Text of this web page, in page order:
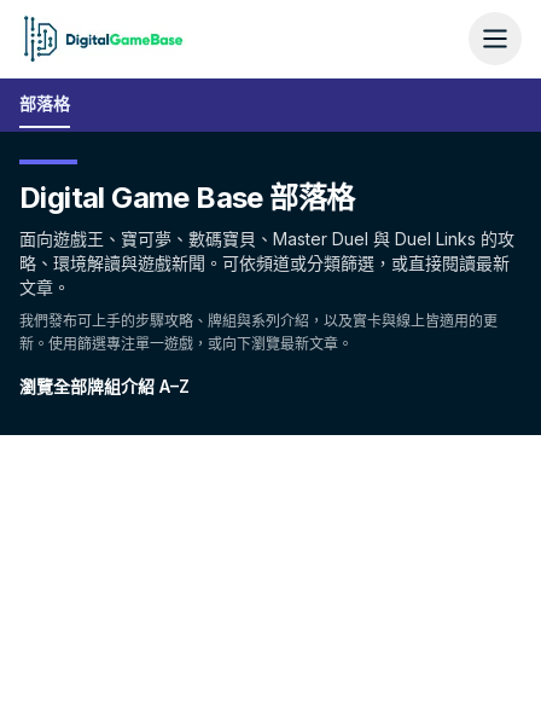
部落格
Digital Game Base 部落格
面向遊戲王、寶可夢、數碼寶貝、Master Duel 與 Duel Links 的攻
略、環境解讀與遊戲新聞。可依頻道或分類篩選，或直接閱讀最新
文章。
我們發布可上手的步驟攻略、牌組與系列介紹，以及實卡與線上皆適用的更
新。使用篩選專注單一遊戲，或向下瀏覽最新文章。
瀏覽全部牌組介紹 A–Z